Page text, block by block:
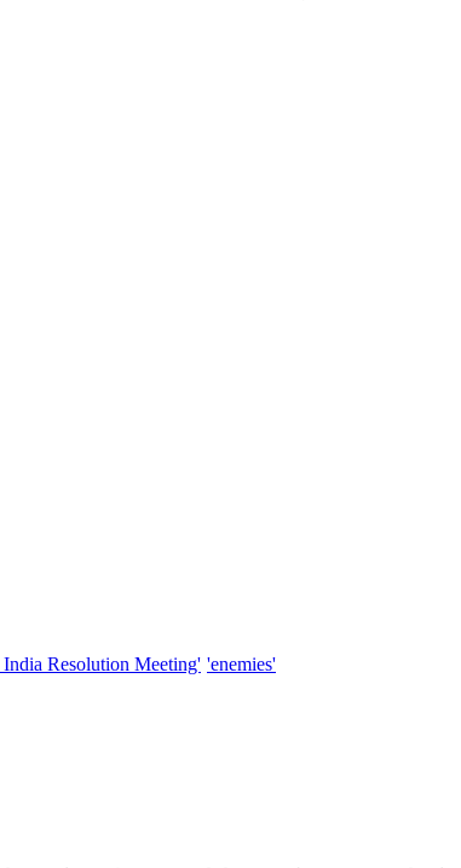
Resolution Meeting' 'enemies'